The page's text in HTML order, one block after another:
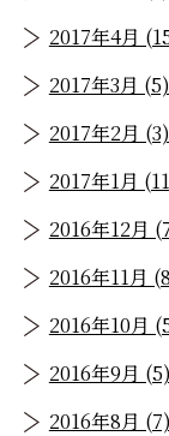
2017年4月
2017年3月 (5)
2017年2月 (3)
2017年1月
2016年12月
2016年11月
2016年10月
2016年9月 (5)
2016年8月 (7)